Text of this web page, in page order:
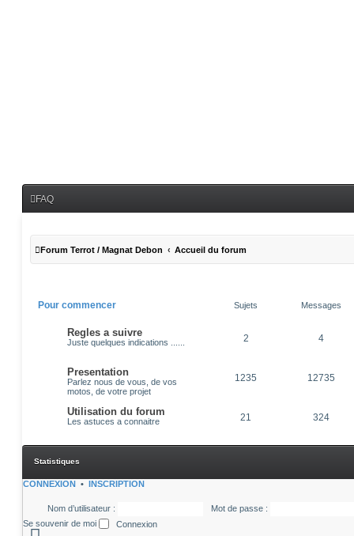
FAQ
Forum Terrot / Magnat Debon Accueil du forum
Pour commencer Sujets Messages
Regles a suivre
Juste quelques indications ...... 2 4
Presentation
Parlez nous de vous, de vos
motos, de votre projet
1235 12735
Utilisation du forum
Les astuces a connaitre 21 324
Statistiques
CONNEXION • INSCRIPTION
Nom d’utilisateur :
Mot de passe :
Se souvenir de moi